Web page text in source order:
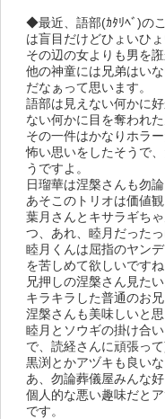
◆最近、語部(ｶﾀﾘﾍﾞ)の
は盲目だけどひょいひ
その辺の女よりも男を
他の神童には兄弟はい
だなぁって思います。
語部は見えない何かに
ない何かに目を奪われ
その一件はかなりホラ
怖い思いをしたそうで
うですよ。
日瑠華は涅槃さんも勿
あそこのトリオは価値
葉月さんとキサラギち
つ、あれ、睦月だったっ
睦月くんは屈指のヤン
を苦しめて欲しいですね
兄押しの涅槃さん見たい
キラキラした普通のお
涅槃さんも美味しいと思
睦月とソウギの掛け合
で、読経さんに頑張っ
黒渕とかアヅキも良い
あ、勿論葬儀屋みんな好
個人的な悪い趣味だと
です。